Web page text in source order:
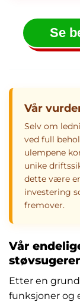
Se
Vår
Selv om
ved full
ulempene
unike
dette være
investering
fremover.
Vår
Etter en
funksjoner og